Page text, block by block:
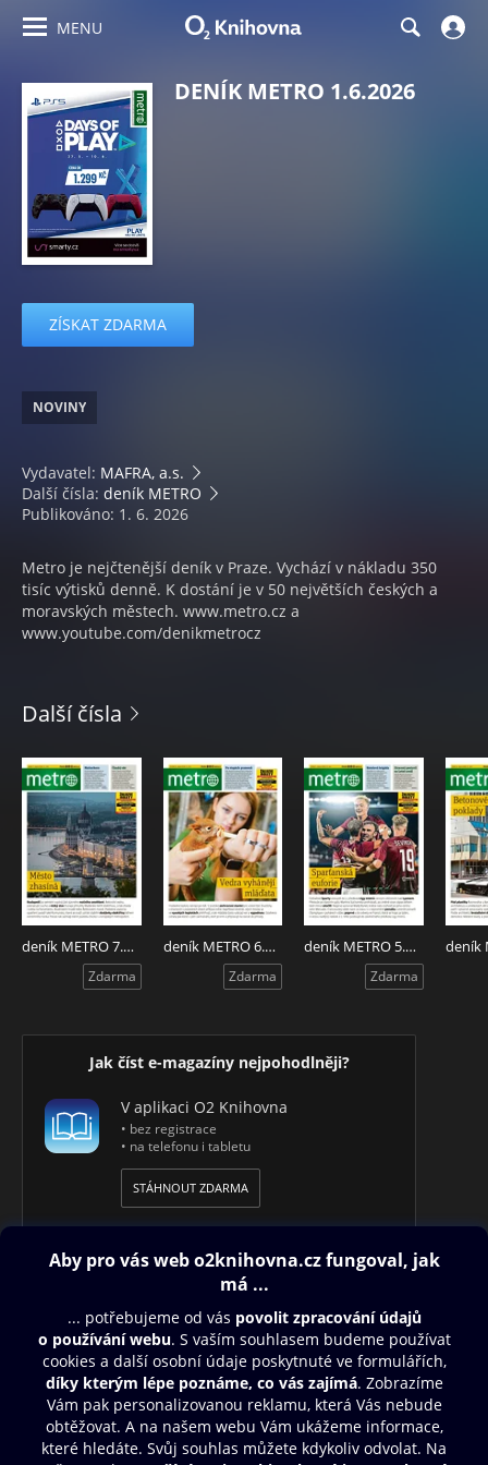
MENU
DENÍK METRO 1.6.2026
ZÍSKAT ZDARMA
NOVINY
Vydavatel: MAFRA, a.s.
Další čísla: deník METRO
Publikováno: 1. 6. 2026
Metro je nejčtenější deník v Praze. Vychází v nákladu 350
tisíc výtisků denně. K dostání je v 50 největších českých a
moravských městech. www.metro.cz a
www.youtube.com/denikmetrocz
Další čísla
deník METRO 7.8.2026
Zdarma
deník METRO 6.8.2026
Zdarma
deník METRO 5.8.2026
Zdarma
Jak číst e-magazíny nejpohodlněji?
V aplikaci O2 Knihovna
• bez registrace
• na telefonu i tabletu
STÁHNOUT ZDARMA
Obsah ke stažení
Moje O2 Knihovna
Další zábava